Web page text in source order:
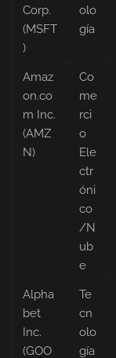
Corp.
(MSFT
)
olo
gía
Amaz
on.co
m Inc.
(AMZ
N)
Co
me
rci
o
Ele
ctr
óni
co
/N
ub
e
Alpha
bet
Inc.
(GOO
Te
cn
olo
gía